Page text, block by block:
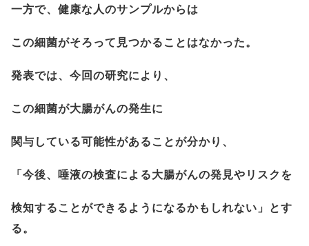
一方で、健康な人のサンプルからは
この細菌がそろって見つかることはなかった。
発表では、今回の研究により、
この細菌が大腸がんの発生に
関与している可能性があることが分かり、
「今後、唾液の検査による大腸がんの発見やリスクを
検知することができるようになるかもしれない」とす
る。